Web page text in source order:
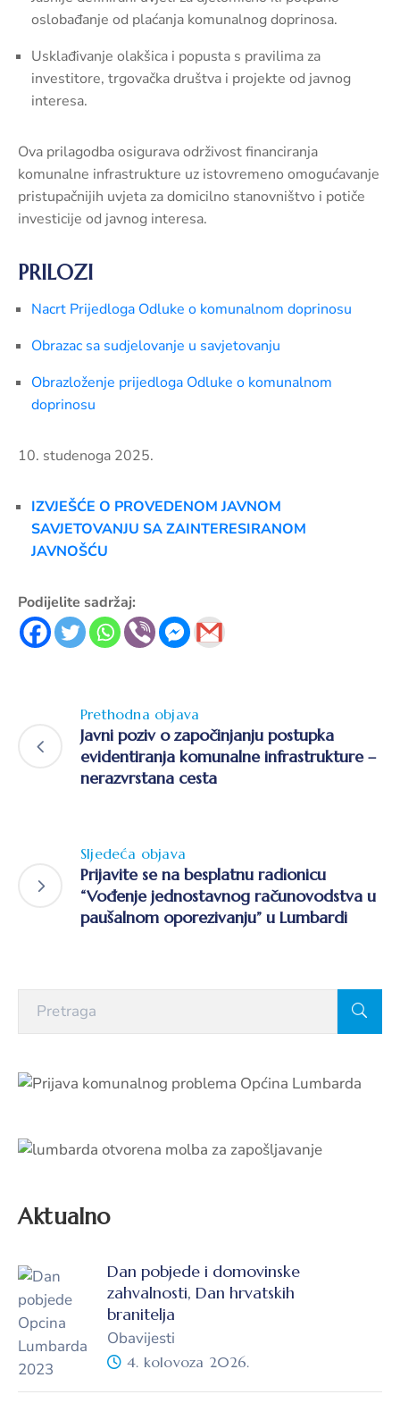
oslobađanje od plaćanja komunalnog doprinosa.
Usklađivanje olakšica i popusta s pravilima za
investitore, trgovačka društva i projekte od javnog
interesa.
Ova prilagodba osigurava održivost financiranja
komunalne infrastrukture uz istovremeno omogućavanje
pristupačnijih uvjeta za domicilno stanovništvo i potiče
investicije od javnog interesa.
PRILOZI
Nacrt Prijedloga Odluke o komunalnom doprinosu
Obrazac sa sudjelovanje u savjetovanju
Obrazloženje prijedloga Odluke o komunalnom
doprinosu
10. studenoga 2025.
IZVJEŠĆE O PROVEDENOM JAVNOM
SAVJETOVANJU SA ZAINTERESIRANOM
JAVNOŠĆU
Podijelite sadržaj:
Prethodna objava
Javni poziv o započinjanju postupka
evidentiranja komunalne infrastrukture –
nerazvrstana cesta
Sljedeća objava
Prijavite se na besplatnu radionicu
“Vođenje jednostavnog računovodstva u
paušalnom oporezivanju” u Lumbardi
Aktualno
Dan pobjede i domovinske
zahvalnosti, Dan hrvatskih
branitelja
Obavijesti
4. kolovoza 2026.